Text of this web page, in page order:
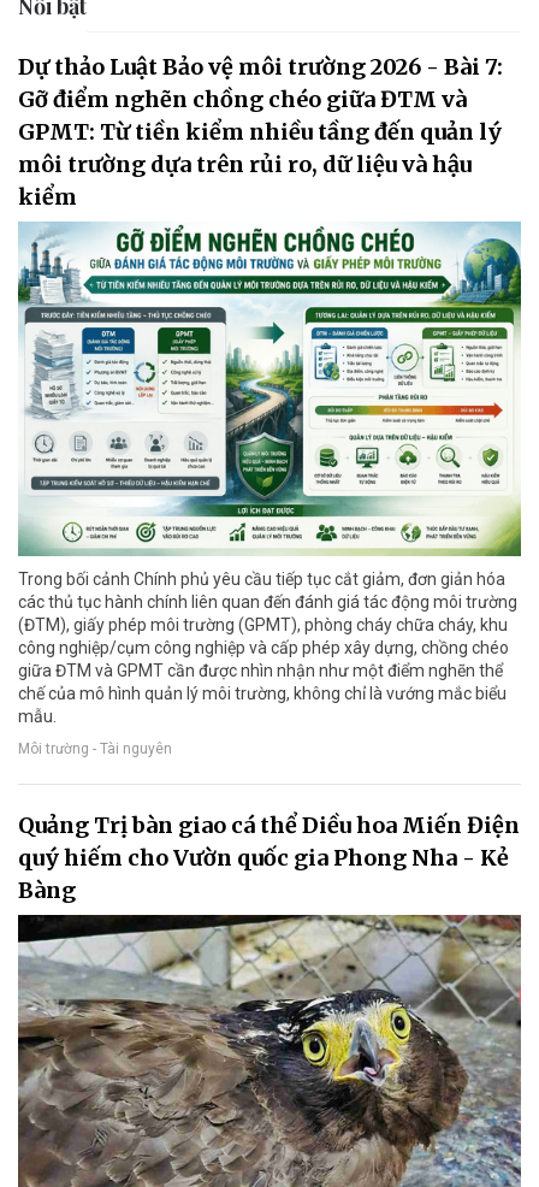
Dự thảo Luật Bảo vệ môi trường 2026 - Bài 7:
Gỡ điểm nghẽn chồng chéo giữa ĐTM và
GPMT: Từ tiền kiểm nhiều tầng đến quản lý
môi trường dựa trên rủi ro, dữ liệu và hậu
kiểm
Trong bối cảnh Chính phủ yêu cầu tiếp tục cắt giảm, đơn giản hóa
các thủ tục hành chính liên quan đến đánh giá tác động môi trường
(ĐTM), giấy phép môi trường (GPMT), phòng cháy chữa cháy, khu
công nghiệp/cụm công nghiệp và cấp phép xây dựng, chồng chéo
giữa ĐTM và GPMT cần được nhìn nhận như một điểm nghẽn thể
chế của mô hình quản lý môi trường, không chỉ là vướng mắc biểu
mẫu.
Môi trường - Tài nguyên
Quảng Trị bàn giao cá thể Diều hoa Miến Điện
quý hiếm cho Vườn quốc gia Phong Nha - Kẻ
Bàng